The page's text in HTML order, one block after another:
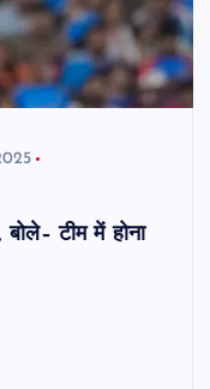
टीम में होना